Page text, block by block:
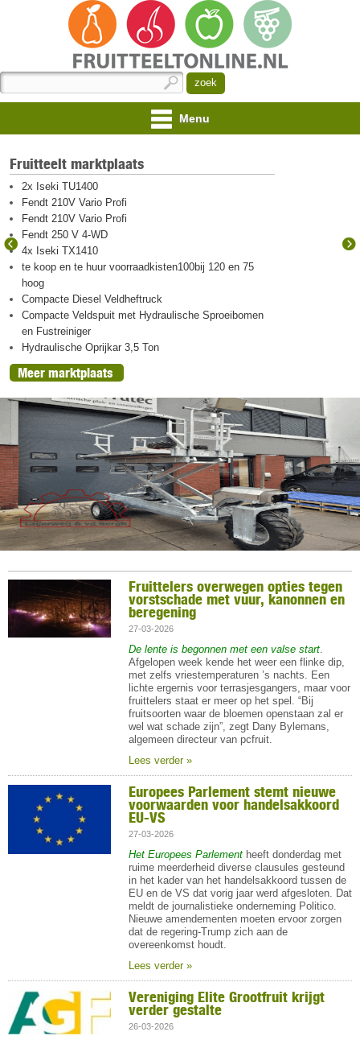
Menu
Fruitteelt marktplaats
2x Iseki TU1400
Fendt 210V Vario Profi
Fendt 210V Vario Profi
Fendt 250 V 4-WD
4x Iseki TX1410
te koop en te huur voorraadkisten100bij 120 en 75
hoog
Compacte Diesel Veldheftruck
Compacte Veldspuit met Hydraulische Sproeibomen
en Fustreiniger
Hydraulische Oprijkar 3,5 Ton
Meer marktplaats
Fruittelers overwegen opties tegen
vorstschade met vuur, kanonnen en
beregening
27-03-2026
De lente is begonnen met een valse start.
Afgelopen week kende het weer een flinke dip,
met zelfs vriestemperaturen ’s nachts. Een
lichte ergernis voor terrasjesgangers, maar voor
fruittelers staat er meer op het spel. “Bij
fruitsoorten waar de bloemen openstaan zal er
wel wat schade zijn”, zegt Dany Bylemans,
algemeen directeur van pcfruit.
Lees verder »
Europees Parlement stemt nieuwe
voorwaarden voor handelsakkoord
EU-VS
27-03-2026
Het Europees Parlementheeft donderdag met
ruime meerderheid diverse clausules gesteund
in het kader van het handelsakkoord tussen de
EU en de VS dat vorig jaar werd afgesloten. Dat
meldt de journalistieke onderneming Politico.
Nieuwe amendementen moeten ervoor zorgen
dat de regering-Trump zich aan de
overeenkomst houdt.
Lees verder »
Vereniging Elite Grootfruit krijgt
verder gestalte
26-03-2026